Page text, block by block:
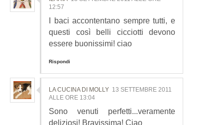
12:57
I baci accontentano sempre tutti, e
questi così belli cicciotti devono
essere buonissimi! ciao
Rispondi
LA CUCINA DI MOLLY 13 SETTEMBRE 2011
ALLE ORE 13:04
Sono venuti perfetti...veramente
deliziosi! Bravissima! Ciao